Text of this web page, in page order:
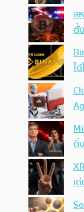
ส
ตั้
ไ
ดิ่
เ